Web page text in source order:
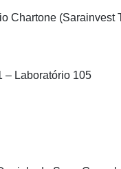
Chartone (Sarainvest
– Laboratório 105